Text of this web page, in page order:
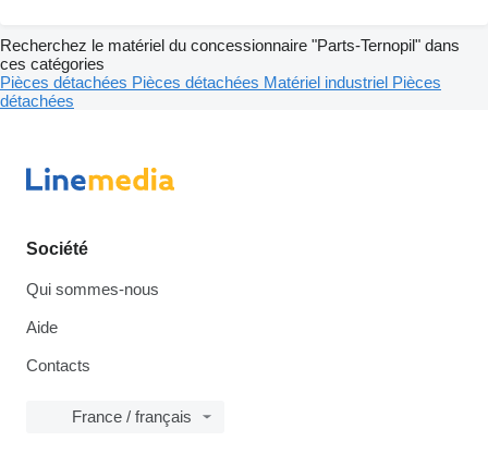
Recherchez le matériel du concessionnaire "Parts-Ternopil" dans
ces catégories
Pièces détachées Pièces détachées Matériel industriel Pièces
détachées
Société
Qui sommes-nous
Aide
Contacts
France / français